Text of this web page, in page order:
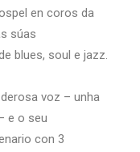
en coros da
súas
blues, soul e jazz.
voz – unha
e o seu
con 3